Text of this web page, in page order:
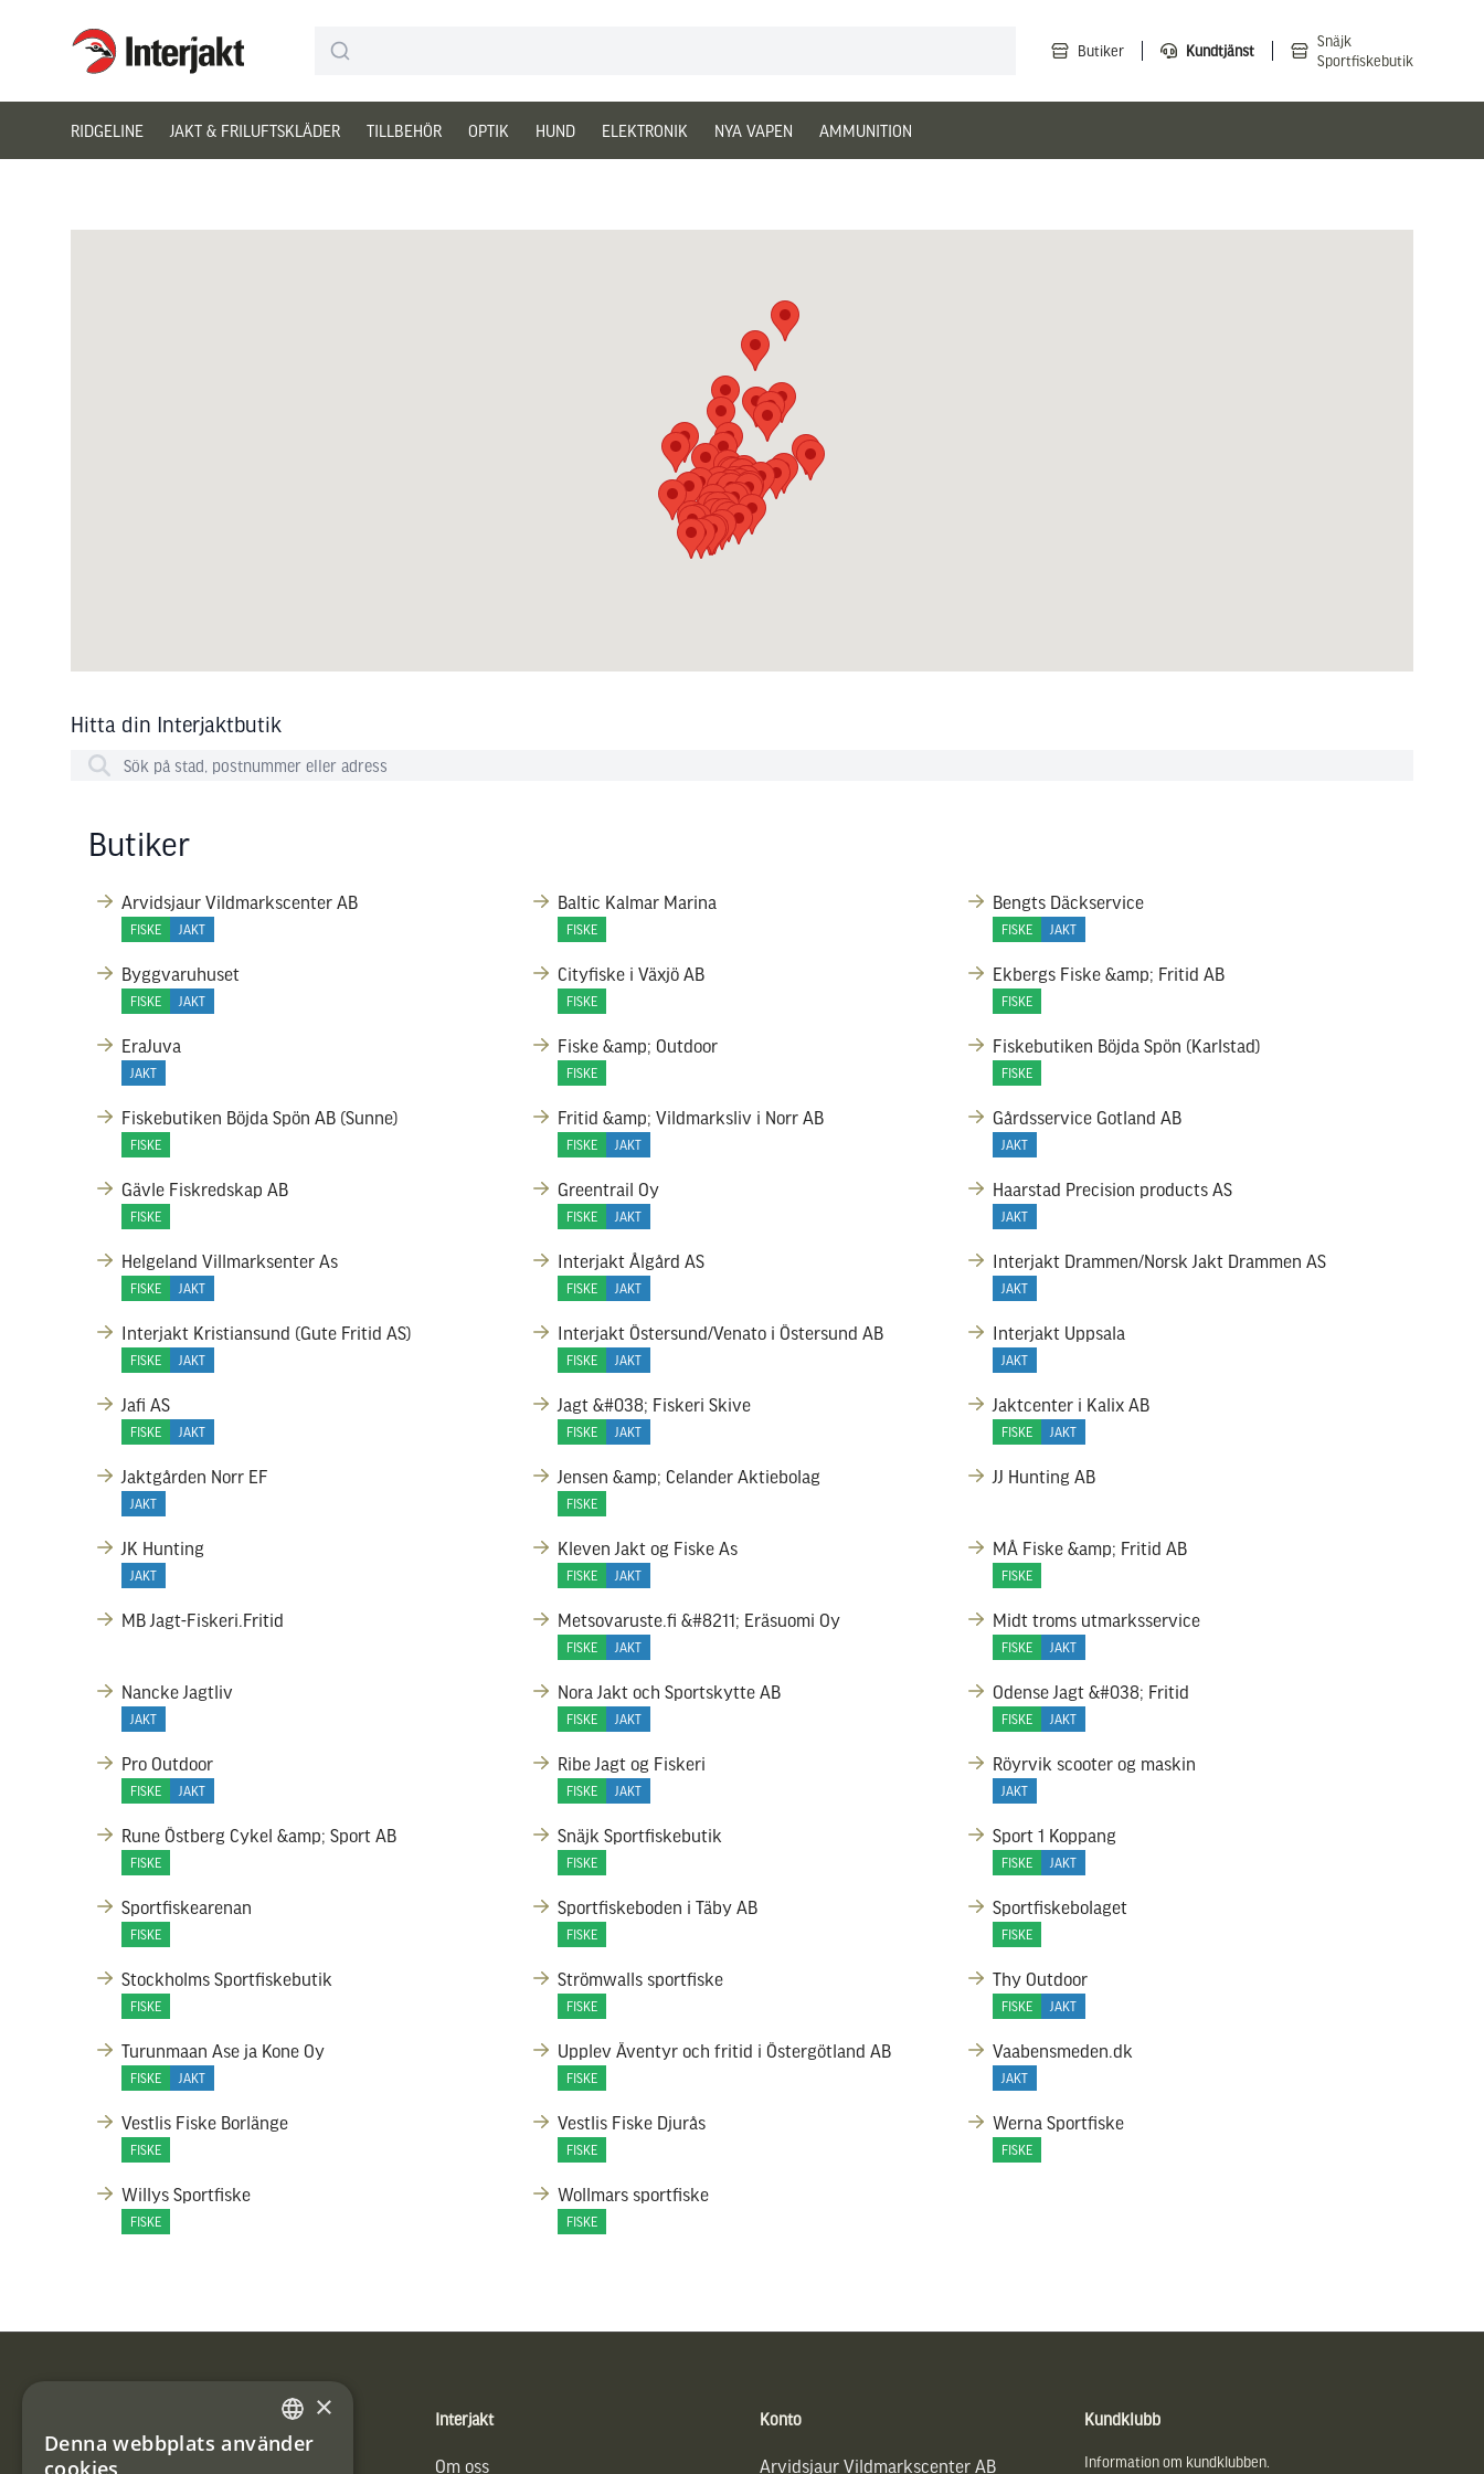
Interjakt SE Butiker Kundtjänst
Snäjk
Sportfiskebutik
RIDGELINE JAKT & FRILUFTSKLÄDER TILLBEHÖR OPTIK HUND ELEKTRONIK NYA VAPEN AMMUNITION
Hitta din Interjaktbutik
Butiker
Arvidsjaur Vildmarkscenter AB
FISKE JAKT
Baltic Kalmar Marina
FISKE
Bengts Däckservice
FISKE JAKT
Byggvaruhuset
FISKE JAKT
Cityfiske i Växjö AB
FISKE
Ekbergs Fiske &amp; Fritid AB
FISKE
EraJuva
JAKT
Fiske &amp; Outdoor
FISKE
Fiskebutiken Böjda Spön (Karlstad)
FISKE
Fiskebutiken Böjda Spön AB (Sunne)
FISKE
Fritid &amp; Vildmarksliv i Norr AB
FISKE JAKT
Gårdsservice Gotland AB
JAKT
Gävle Fiskredskap AB
FISKE
Greentrail Oy
FISKE JAKT
Haarstad Precision products AS
JAKT
Helgeland Villmarksenter As
FISKE JAKT
Interjakt Ålgård AS
FISKE JAKT
Interjakt Drammen/Norsk Jakt Drammen AS
JAKT
Interjakt Kristiansund (Gute Fritid AS)
FISKE JAKT
Interjakt Östersund/Venato i Östersund AB
FISKE JAKT
Interjakt Uppsala
JAKT
Jafi AS
FISKE JAKT
Jagt &#038; Fiskeri Skive
FISKE JAKT
Jaktcenter i Kalix AB
FISKE JAKT
Jaktgården Norr EF
JAKT
Jensen &amp; Celander Aktiebolag
FISKE
JJ Hunting AB
JK Hunting
JAKT
Kleven Jakt og Fiske As
FISKE JAKT
MÅ Fiske &amp; Fritid AB
FISKE
MB Jagt-Fiskeri.Fritid Metsovaruste.fi &#8211; Eräsuomi Oy
FISKE JAKT
Midt troms utmarksservice
FISKE JAKT
Nancke Jagtliv
JAKT
Nora Jakt och Sportskytte AB
FISKE JAKT
Odense Jagt &#038; Fritid
FISKE JAKT
Pro Outdoor
FISKE JAKT
Ribe Jagt og Fiskeri
FISKE JAKT
Röyrvik scooter og maskin
JAKT
Rune Östberg Cykel &amp; Sport AB
FISKE
Snäjk Sportfiskebutik
FISKE
Sport 1 Koppang
FISKE JAKT
Sportfiskearenan
FISKE
Sportfiskeboden i Täby AB
FISKE
Sportfiskebolaget
FISKE
Stockholms Sportfiskebutik
FISKE
Strömwalls sportfiske
FISKE
Thy Outdoor
FISKE JAKT
Turunmaan Ase ja Kone Oy
FISKE JAKT
Upplev Äventyr och fritid i Östergötland AB
FISKE
Vaabensmeden.dk
JAKT
Vestlis Fiske Borlänge
FISKE
Vestlis Fiske Djurås
FISKE
Werna Sportfiske
FISKE
Willys Sportfiske
FISKE
Wollmars sportfiske
FISKE
Vännäs Friluftbyxa
Interjakt
Om oss
Konto
Arvidsjaur Vildmarkscenter AB
Kundklubb
Information om kundklubben.
SWEDISH
×
Denna webbplats använder
cookies